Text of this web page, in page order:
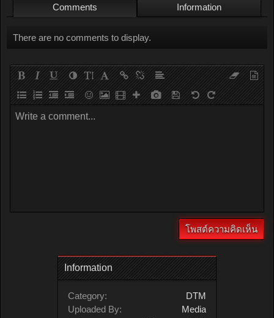
Comments Information
There are no comments to display.
Write a comment...
Information
Category:
DTM
Uploaded By:
Media